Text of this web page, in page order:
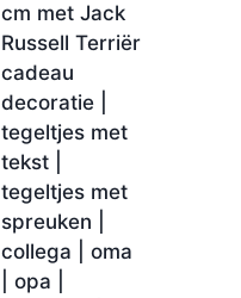
cm met Jack
Russell Terriër
cadeau
decoratie |
tegeltjes met
tekst |
tegeltjes met
spreuken |
collega | oma
| opa |